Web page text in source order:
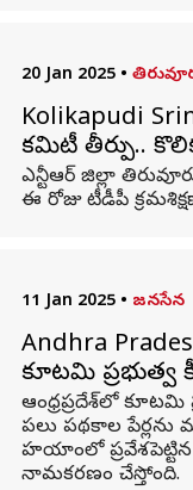
20 Jan 2025 •
Kolikapudi
కమిటీ తీర్పు..
ఎన్టీఆర్ జిల్లా
ఈ రోజు టీడీపీ
11 Jan 2025 • జనసేన
Andhra
కూటమి ప్రభుత్వ
ఆంధ్రప్రదేశ్‌లో
పలు పథకాల పేర్లను
హయాంలో ప్రవేశపెట్టిన
నామకరణం చేస్తోంది.